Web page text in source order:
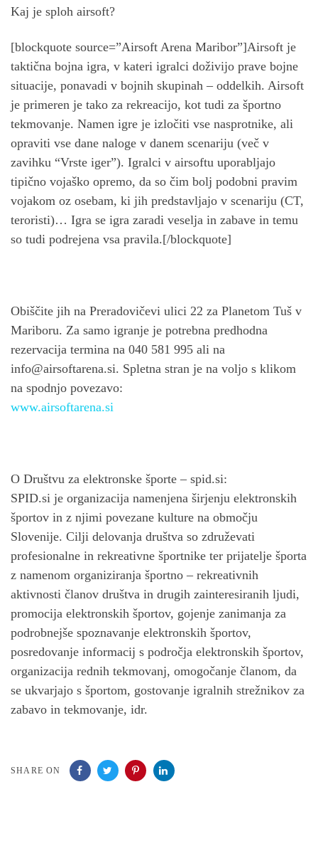
Kaj je sploh airsoft?
[blockquote source=”Airsoft Arena Maribor”]Airsoft je
taktična bojna igra, v kateri igralci doživijo prave bojne
situacije, ponavadi v bojnih skupinah – oddelkih. Airsoft
je primeren je tako za rekreacijo, kot tudi za športno
tekmovanje. Namen igre je izločiti vse nasprotnike, ali
opraviti vse dane naloge v danem scenariju (več v
zavihku “Vrste iger”). Igralci v airsoftu uporabljajo
tipično vojaško opremo, da so čim bolj podobni pravim
vojakom oz osebam, ki jih predstavljajo v scenariju (CT,
teroristi)… Igra se igra zaradi veselja in zabave in temu
so tudi podrejena vsa pravila.[/blockquote]
Obiščite jih na Preradovičevi ulici 22 za Planetom Tuš v
Mariboru. Za samo igranje je potrebna predhodna
rezervacija termina na 040 581 995 ali na
info@airsoftarena.si. Spletna stran je na voljo s klikom
na spodnjo povezavo:
www.airsoftarena.si
O Društvu za elektronske športe – spid.si:
SPID.si je organizacija namenjena širjenju elektronskih
športov in z njimi povezane kulture na območju
Slovenije. Cilji delovanja društva so združevati
profesionalne in rekreativne športnike ter prijatelje športa
z namenom organiziranja športno – rekreativnih
aktivnosti članov društva in drugih zainteresiranih ljudi,
promocija elektronskih športov, gojenje zanimanja za
podrobnejše spoznavanje elektronskih športov,
posredovanje informacij s področja elektronskih športov,
organizacija rednih tekmovanj, omogočanje članom, da
se ukvarjajo s športom, gostovanje igralnih strežnikov za
zabavo in tekmovanje, idr.
SHARE ON